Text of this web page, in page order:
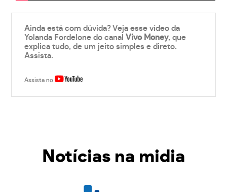
Ainda está com dúvida? Veja esse vídeo da
Yolanda Fordelone do canalVivo Money, que
explica tudo, de um jeito simples e direto.
Assista.
Assista no
Notícias na midia